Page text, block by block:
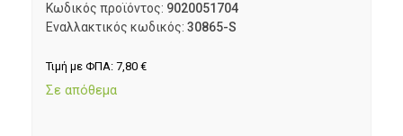
Κωδικός προϊόντος: 9020051704
Εναλλακτικός κωδικός: 30865-S
Τιμή με ΦΠΑ: 7,80 €
Σε απόθεμα